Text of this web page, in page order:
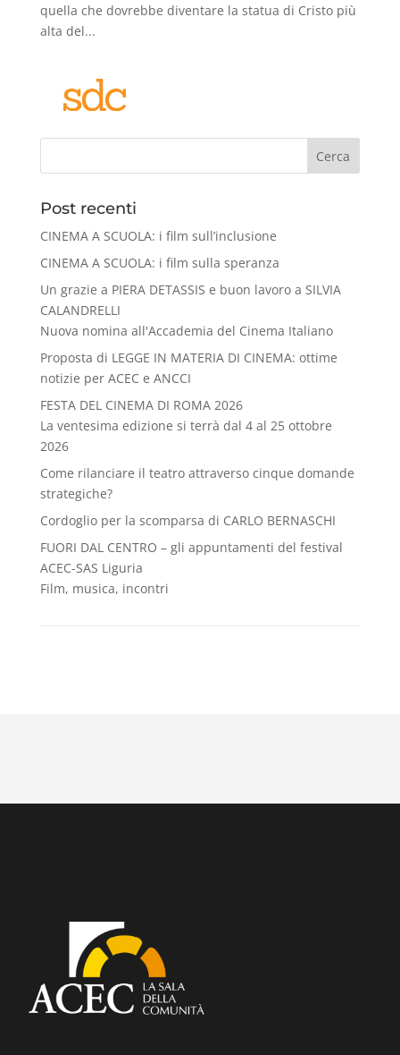
quella che dovrebbe diventare la statua di Cristo più
alta del...
Cerca
Post recenti
CINEMA A SCUOLA: i film sull’inclusione
CINEMA A SCUOLA: i film sulla speranza
Un grazie a PIERA DETASSIS e buon lavoro a SILVIA
CALANDRELLI
Nuova nomina all'Accademia del Cinema Italiano
Proposta di LEGGE IN MATERIA DI CINEMA: ottime
notizie per ACEC e ANCCI
FESTA DEL CINEMA DI ROMA 2026
La ventesima edizione si terrà dal 4 al 25 ottobre
2026
Come rilanciare il teatro attraverso cinque domande
strategiche?
Cordoglio per la scomparsa di CARLO BERNASCHI
FUORI DAL CENTRO – gli appuntamenti del festival
ACEC-SAS Liguria
Film, musica, incontri